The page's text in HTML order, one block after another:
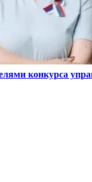
конкурса